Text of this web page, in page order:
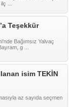
...
Teşekkür
Bağımsız Yalvaç
g ...
isim TEKİN
az sayıda seçmen